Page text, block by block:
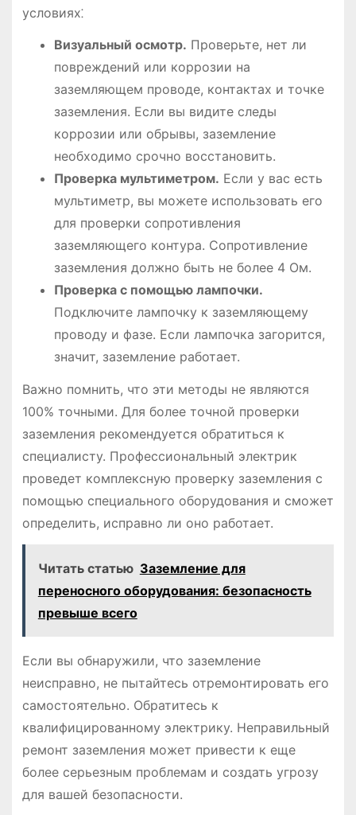
условиях⁚
Визуальный осмотр. Проверьте, нет ли
повреждений или коррозии на
заземляющем проводе, контактах и точке
заземления. Если вы видите следы
коррозии или обрывы, заземление
необходимо срочно восстановить.
Проверка мультиметром. Если у вас есть
мультиметр, вы можете использовать его
для проверки сопротивления
заземляющего контура. Сопротивление
заземления должно быть не более 4 Ом.
Проверка с помощью лампочки.
Подключите лампочку к заземляющему
проводу и фазе. Если лампочка загорится,
значит, заземление работает.
Важно помнить, что эти методы не являются
100% точными. Для более точной проверки
заземления рекомендуется обратиться к
специалисту. Профессиональный электрик
проведет комплексную проверку заземления с
помощью специального оборудования и сможет
определить, исправно ли оно работает.
Читать статью Заземление для
переносного оборудования: безопасность
превыше всего
Если вы обнаружили, что заземление
неисправно, не пытайтесь отремонтировать его
самостоятельно. Обратитесь к
квалифицированному электрику. Неправильный
ремонт заземления может привести к еще
более серьезным проблемам и создать угрозу
для вашей безопасности.